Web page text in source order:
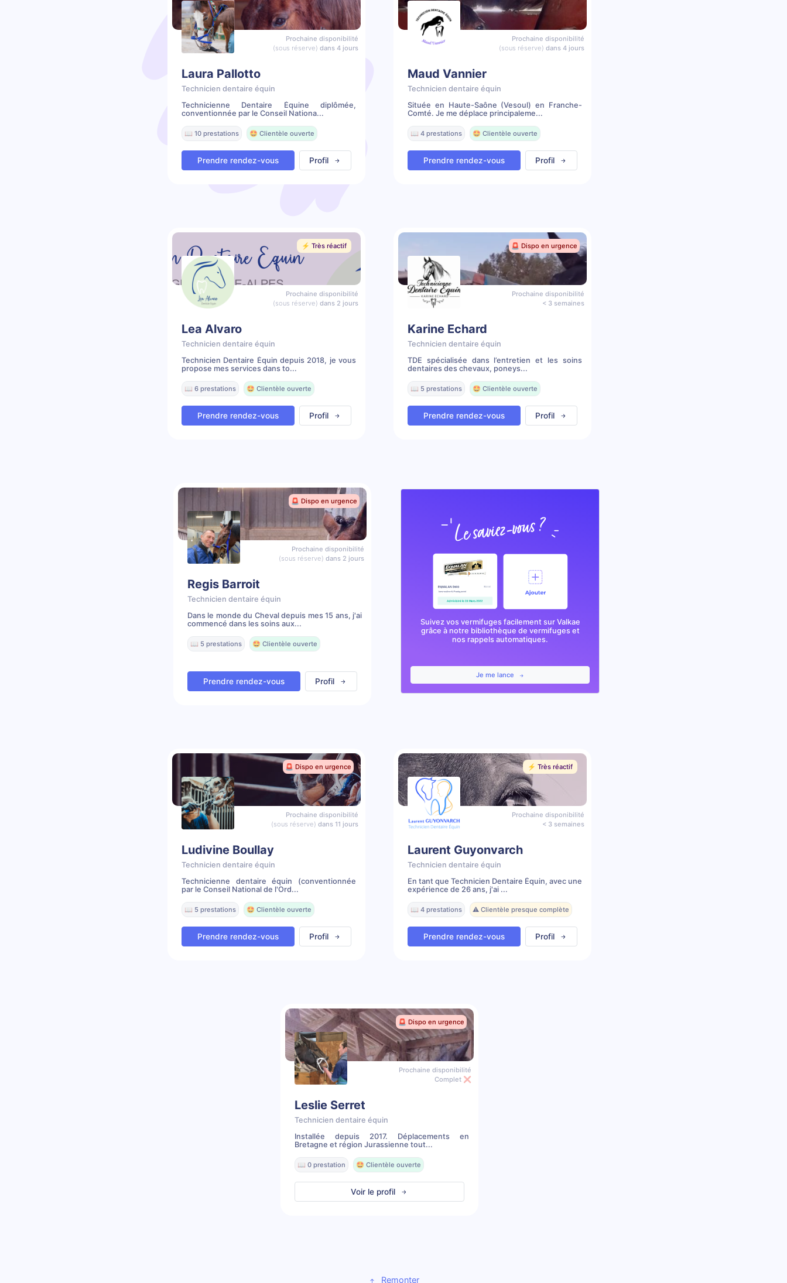
Prochaine disponibilité
(sous réserve) dans 4 jours
Laura Pallotto
Technicien dentaire équin
Technicienne Dentaire Équine diplômée,
conventionnée par le Conseil Nationa...
📖 10 prestations 🤩 Clientèle ouverte
Prendre rendez-vous Profil
Prochaine disponibilité
(sous réserve) dans 4 jours
Maud Vannier
Technicien dentaire équin
Située en Haute-Saône (Vesoul) en Franche-
Comté. Je me déplace principaleme...
📖 4 prestations 🤩 Clientèle ouverte
Prendre rendez-vous Profil
⚡️ Très réactif
Prochaine disponibilité
(sous réserve) dans 2 jours
Lea Alvaro
Technicien dentaire équin
Technicien Dentaire Équin depuis 2018, je vous
propose mes services dans to...
📖 6 prestations 🤩 Clientèle ouverte
Prendre rendez-vous Profil
🚨 Dispo en urgence
Prochaine disponibilité
< 3 semaines
Karine Echard
Technicien dentaire équin
TDE spécialisée dans l’entretien et les soins
dentaires des chevaux, poneys...
📖 5 prestations 🤩 Clientèle ouverte
Prendre rendez-vous Profil
🚨 Dispo en urgence
Prochaine disponibilité
(sous réserve) dans 2 jours
Regis Barroit
Technicien dentaire équin
Dans le monde du Cheval depuis mes 15 ans, j'ai
commencé dans les soins aux...
📖 5 prestations 🤩 Clientèle ouverte
Prendre rendez-vous Profil
Suivez vos vermifuges facilement sur Valkae
grâce à notre bibliothèque de vermifuges et
nos rappels automatiques.
Je me lance
🚨 Dispo en urgence
Prochaine disponibilité
(sous réserve) dans 11 jours
Ludivine Boullay
Technicien dentaire équin
Technicienne dentaire équin (conventionnée
par le Conseil National de l'Ord...
📖 5 prestations 🤩 Clientèle ouverte
Prendre rendez-vous Profil
⚡️ Très réactif
Prochaine disponibilité
< 3 semaines
Laurent Guyonvarch
Technicien dentaire équin
En tant que Technicien Dentaire Équin, avec une
expérience de 26 ans, j'ai ...
📖 4 prestations ⚠️ Clientèle presque complète
Prendre rendez-vous Profil
🚨 Dispo en urgence
Prochaine disponibilité
Complet ❌
Leslie Serret
Technicien dentaire équin
Installée depuis 2017. Déplacements en
Bretagne et région Jurassienne tout...
📖 0 prestation 🤩 Clientèle ouverte
Voir le profil
Remonter